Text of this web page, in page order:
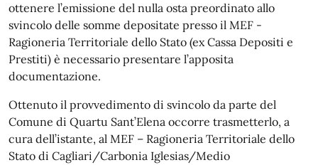
ottenere l’emissione del nulla osta preordinato allo
svincolo delle somme depositate presso il MEF -
Ragioneria Territoriale dello Stato (ex Cassa Depositi e
Prestiti) è necessario presentare l’apposita
documentazione.
Ottenuto il provvedimento di svincolo da parte del
Comune di Quartu Sant’Elena occorre trasmetterlo, a
cura dell’istante, al MEF – Ragioneria Territoriale dello
Stato di Cagliari/Carbonia Iglesias/Medio